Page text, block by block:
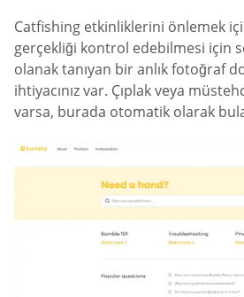
Catfishing etkinliklerini önlemek
gerçekliği kontrol edebilmesi için
olanak tanıyan bir anlık fotoğraf
ihtiyacınız var. Çıplak veya
varsa, burada otomatik olarak